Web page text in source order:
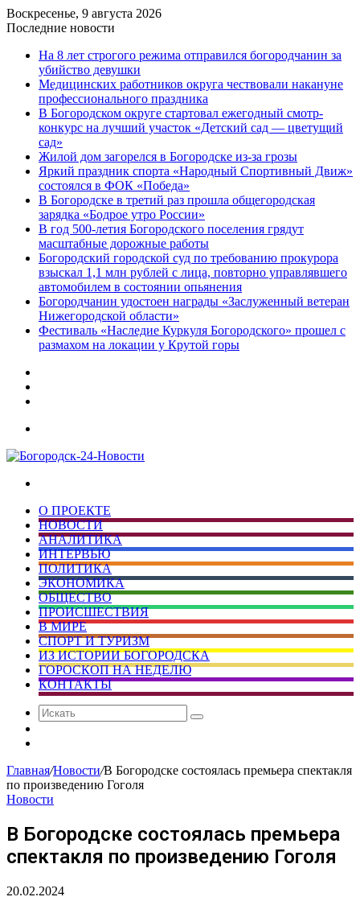
Воскресенье, 9 августа 2026
Последние новости
На 8 лет строгого режима отправился богородчанин за
убийство девушки
Медицинских работников округа чествовали накануне
профессионального праздника
В Богородском округе стартовал ежегодный смотр-
конкурс на лучший участок «Детский сад — цветущий
сад»
Жилой дом загорелся в Богородске из-за грозы
Яркий праздник спорта «Народный Спортивный Движ»
состоялся в ФОК «Победа»
В Богородске в третий раз прошла общегородская
зарядка «Бодрое утро России»
В год 500-летия Богородского поселения грядут
масштабные дорожные работы
️Богородский городской суд по требованию прокурора
взыскал 1,1 млн рублей с лица, повторно управлявшего
автомобилем в состоянии опьянения
Богородчанин удостоен награды «Заслуженный ветеран
Нижегородской области»
Фестиваль «Наследие Куркуля Богородского» прошел с
размахом на локации у Крутой горы
О ПРОЕКТЕ
НОВОСТИ
АНАЛИТИКА
ИНТЕРВЬЮ
ПОЛИТИКА
ЭКОНОМИКА
ОБЩЕСТВО
ПРОИСШЕСТВИЯ
В МИРЕ
СПОРТ И ТУРИЗМ
ИЗ ИСТОРИИ БОГОРОДСКА
ГОРОСКОП НА НЕДЕЛЮ
КОНТАКТЫ
Искать
Главная/Новости/В Богородске состоялась премьера спектакля
по произведению Гоголя
Новости
В Богородске состоялась премьера
спектакля по произведению Гоголя
20.02.2024